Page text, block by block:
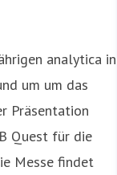
analytica in
um um das
Präsentation
Quest für die
Messe findet